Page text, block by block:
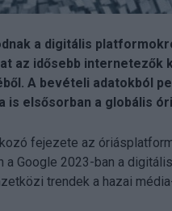
a digitális
az idősebb
A bevételi adatokból
elsősorban a globális
fejezete az
Google 2023-ban a
trendek a hazai